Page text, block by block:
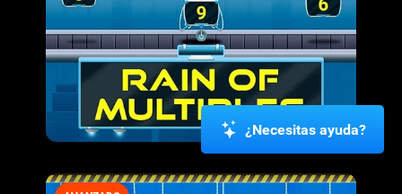
¿Necesitas ayuda?